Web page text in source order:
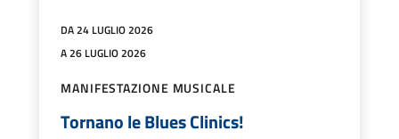
DA 24 LUGLIO 2026
A 26 LUGLIO 2026
MANIFESTAZIONE MUSICALE
Tornano le Blues Clinics!